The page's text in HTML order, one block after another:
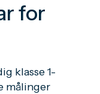
for
klasse 1-
målinger